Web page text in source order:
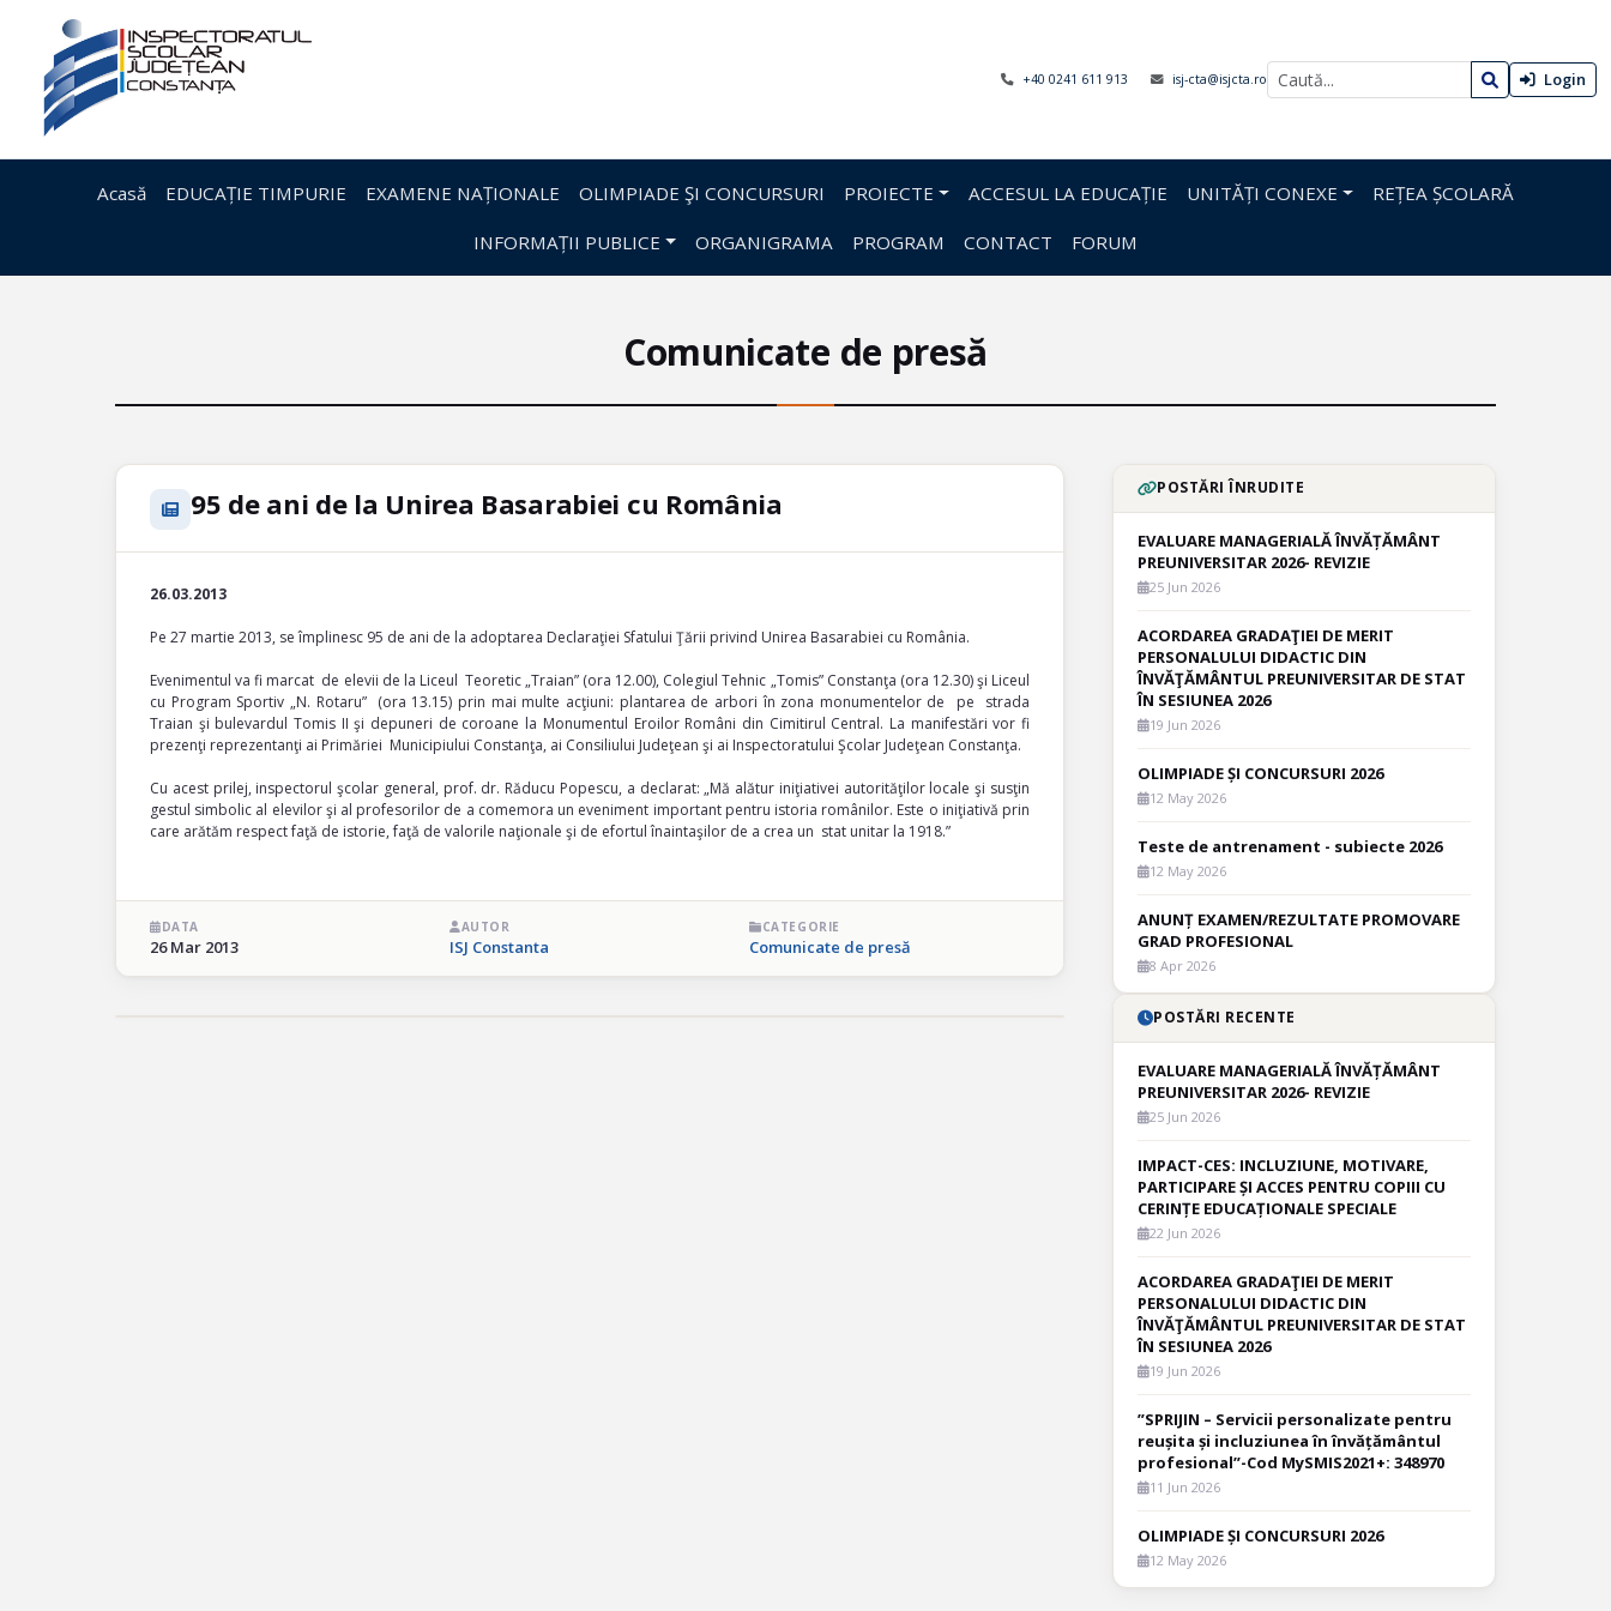
+40 0241 611 913 isj-cta@isjcta.ro Login
Acasă EDUCAȚIE TIMPURIE EXAMENE NAȚIONALE OLIMPIADE ŞI CONCURSURI PROIECTE ACCESUL LA EDUCAȚIE UNITĂȚI CONEXE REȚEA ȘCOLARĂ
INFORMAȚII PUBLICE ORGANIGRAMA PROGRAM CONTACT FORUM
Comunicate de presă
95 de ani de la Unirea Basarabiei cu România
26.03.2013
Pe 27 martie 2013, se împlinesc 95 de ani de la adoptarea Declaraţiei Sfatului Ţării privind Unirea Basarabiei cu România.
Evenimentul va fi marcat de elevii de la Liceul Teoretic „Traian” (ora 12.00), Colegiul Tehnic „Tomis” Constanţa (ora 12.30) şi Liceul
cu Program Sportiv „N. Rotaru” (ora 13.15) prin mai multe acţiuni: plantarea de arbori în zona monumentelor de pe strada
Traian şi bulevardul Tomis II şi depuneri de coroane la Monumentul Eroilor Români din Cimitirul Central. La manifestări vor fi
prezenţi reprezentanţi ai Primăriei Municipiului Constanţa, ai Consiliului Judeţean şi ai Inspectoratului Şcolar Judeţean Constanţa.
Cu acest prilej, inspectorul şcolar general, prof. dr. Răducu Popescu, a declarat: „Mă alătur iniţiativei autorităţilor locale şi susţin
gestul simbolic al elevilor şi al profesorilor de a comemora un eveniment important pentru istoria românilor. Este o iniţiativă prin
care arătăm respect faţă de istorie, faţă de valorile naţionale şi de efortul înaintaşilor de a crea un stat unitar la 1918.”
DATA
26 Mar 2013
AUTOR
ISJ Constanta
CATEGORIE
Comunicate de presă
POSTĂRI ÎNRUDITE
EVALUARE MANAGERIALĂ ÎNVĂȚĂMÂNT
PREUNIVERSITAR 2026- REVIZIE
25 Jun 2026
ACORDAREA GRADAŢIEI DE MERIT
PERSONALULUI DIDACTIC DIN
ÎNVĂŢĂMÂNTUL PREUNIVERSITAR DE STAT
ÎN SESIUNEA 2026
19 Jun 2026
OLIMPIADE ȘI CONCURSURI 2026
12 May 2026
Teste de antrenament - subiecte 2026
12 May 2026
ANUNȚ EXAMEN/REZULTATE PROMOVARE
GRAD PROFESIONAL
8 Apr 2026
POSTĂRI RECENTE
EVALUARE MANAGERIALĂ ÎNVĂȚĂMÂNT
PREUNIVERSITAR 2026- REVIZIE
25 Jun 2026
IMPACT-CES: INCLUZIUNE, MOTIVARE,
PARTICIPARE ȘI ACCES PENTRU COPIII CU
CERINȚE EDUCAȚIONALE SPECIALE
22 Jun 2026
ACORDAREA GRADAŢIEI DE MERIT
PERSONALULUI DIDACTIC DIN
ÎNVĂŢĂMÂNTUL PREUNIVERSITAR DE STAT
ÎN SESIUNEA 2026
19 Jun 2026
”SPRIJIN – Servicii personalizate pentru
reușita și incluziunea în învățământul
profesional”-Cod MySMIS2021+: 348970
11 Jun 2026
OLIMPIADE ȘI CONCURSURI 2026
12 May 2026